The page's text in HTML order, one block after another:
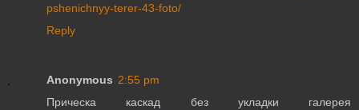
pshenichnyy-terer-43-foto/
Reply
Anonymous 2:55 pm
Прическа каскад без укладки галерея